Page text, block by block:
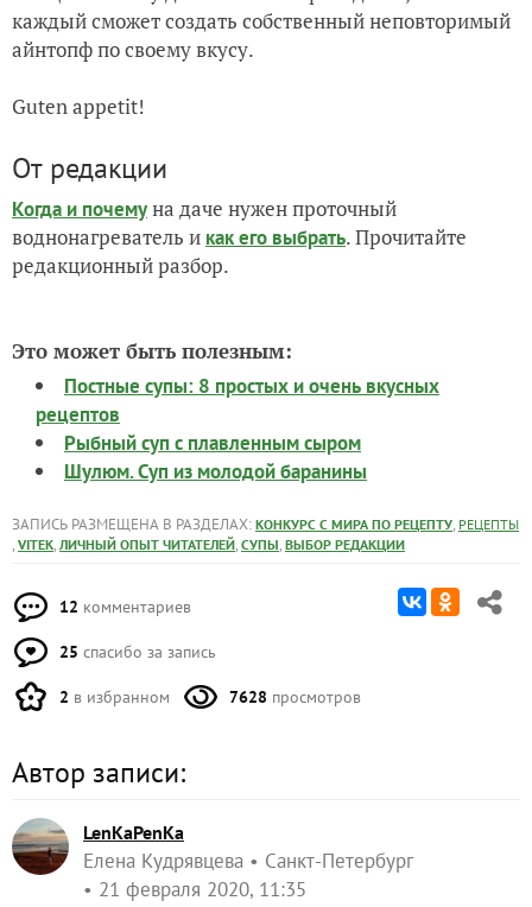
каждый сможет создать собственный неповторимый
айнтопф по своему вкусу.
Guten appetit!
От редакции
Когда и почемуна даче нужен проточный
воднонагреватель и как его выбрать. Прочитайте
редакционный разбор.
Это может быть полезным:
Постные супы: 8 простых и очень вкусных
рецептов
Рыбный суп с плавленным сыром
Шулюм. Суп из молодой баранины
ЗАПИСЬ РАЗМЕЩЕНА В РАЗДЕЛАХ: КОНКУРС С МИРА ПО РЕЦЕПТУ, РЕЦЕПТЫ
, VITEK, ЛИЧНЫЙ ОПЫТ ЧИТАТЕЛЕЙ, СУПЫ, ВЫБОР РЕДАКЦИИ
12 комментариев
25 спасибо за запись
2 в избранном 7628 просмотров
Автор записи:
LenKaPenKa
Елена Кудрявцева
Санкт-Петербург
21 февраля 2020, 11:35